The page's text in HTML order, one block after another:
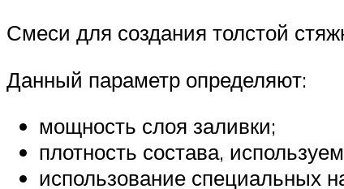
Смеси для создания толстой
Данный параметр определяют:
мощность слоя заливки;
плотность состава,
использование специальных